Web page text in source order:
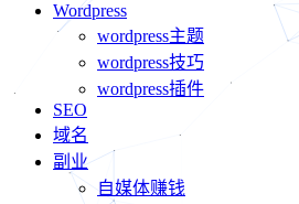
Wordpress
wordpress主题
wordpress技巧
wordpress插件
SEO
域名
副业
自媒体赚钱